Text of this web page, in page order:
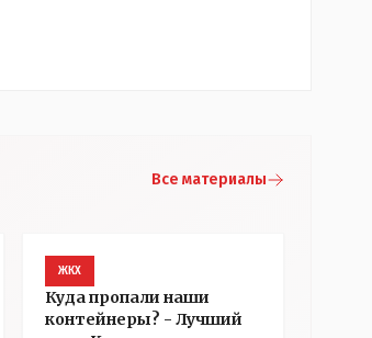
Все материалы
ЖКХ
Куда пропали наши
контейнеры? - Лучший